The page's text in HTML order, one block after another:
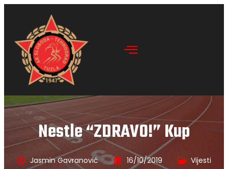
Nestle “ZDRAVO!” Kup
Jasmin Gavranović 16/10/2019 Vijesti